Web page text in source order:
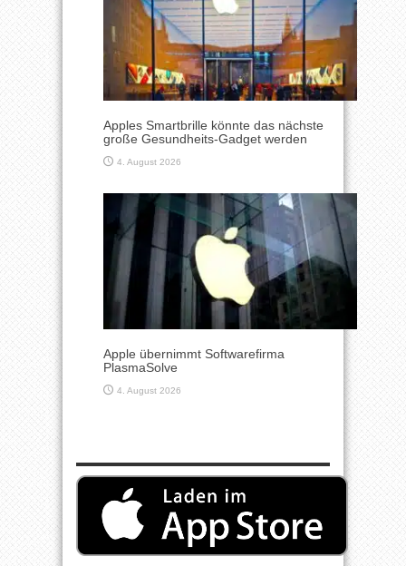
Apples Smartbrille könnte das nächste
große Gesundheits-Gadget werden
4. August 2026
Apple übernimmt Softwarefirma
PlasmaSolve
4. August 2026